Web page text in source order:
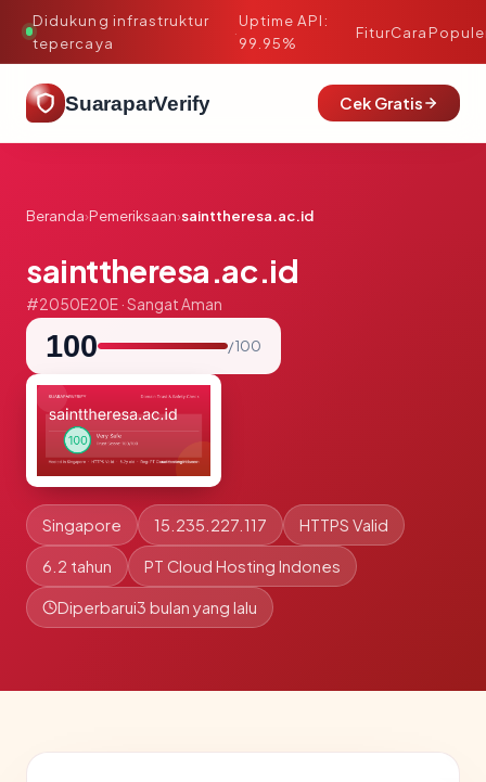
Didukung infrastruktur
tepercaya
·
Uptime API:
99.95%
FiturCara
SuaraparVerify Cek Gratis
Beranda›Pemeriksaan›sainttheresa.ac.id
sainttheresa.ac.id
#2050E20E · Sangat Aman
100 / 100
Singapore 15.235.227.117 HTTPS Valid
6.2 tahun PT Cloud Hosting Indones
Diperbarui3 bulan yang lalu